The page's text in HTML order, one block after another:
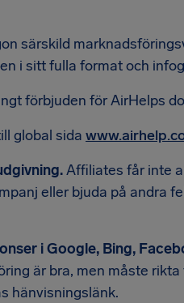
särskild
i sitt fulla format och
förbjuden för AirHelps
global sida
Affiliates får inte
eller bjuda på andra
i Google, Bing,
är bra, men måste
hänvisningslänk.